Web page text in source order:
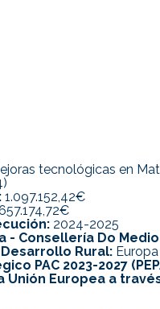
tecnológicas en
1.097.152,42€
2024-2025
- Consellería Do
Rural:
PAC 2023-2027
Unión Europea a